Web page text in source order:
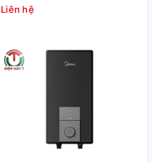
Liên hệ